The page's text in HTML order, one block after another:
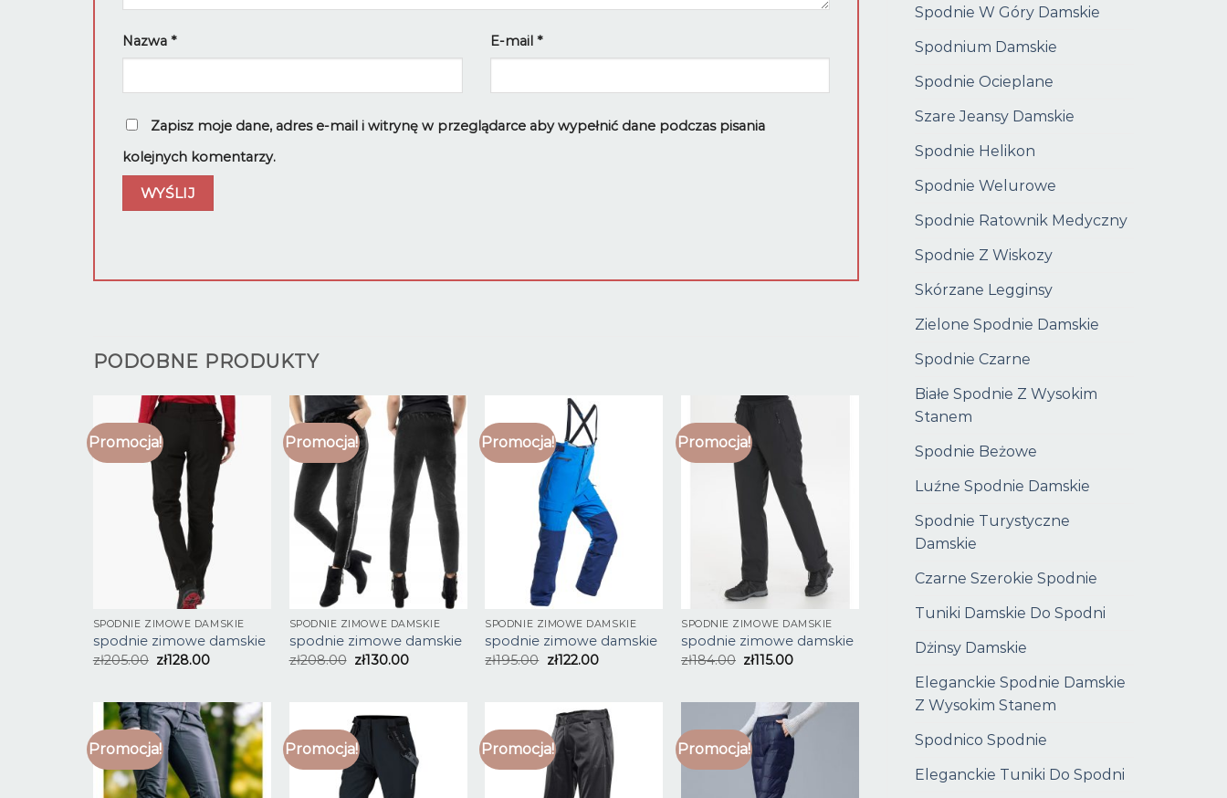
Spodnie W Góry Damskie
Spodnium Damskie
Spodnie Ocieplane
Szare Jeansy Damskie
Spodnie Helikon
Spodnie Welurowe
Spodnie Ratownik Medyczny
Spodnie Z Wiskozy
Skórzane Legginsy
Zielone Spodnie Damskie
Spodnie Czarne
Białe Spodnie Z Wysokim
Stanem
Spodnie Beżowe
Luźne Spodnie Damskie
Spodnie Turystyczne
Damskie
Czarne Szerokie Spodnie
Tuniki Damskie Do Spodni
Dżinsy Damskie
Eleganckie Spodnie Damskie
Z Wysokim Stanem
Spodnico Spodnie
Eleganckie Tuniki Do Spodni
Nazwa * E-mail *
Zapisz moje dane, adres e-mail i witrynę w przeglądarce aby wypełnić dane podczas pisania
kolejnych komentarzy.
PODOBNE PRODUKTY
Promocja!
SPODNIE ZIMOWE DAMSKIE
spodnie zimowe damskie
zł205.00 zł128.00
Promocja!
SPODNIE ZIMOWE DAMSKIE
spodnie zimowe damskie
zł208.00 zł130.00
Promocja!
SPODNIE ZIMOWE DAMSKIE
spodnie zimowe damskie
zł195.00 zł122.00
Promocja!
SPODNIE ZIMOWE DAMSKIE
spodnie zimowe damskie
zł184.00 zł115.00
Promocja! Promocja! Promocja! Promocja!